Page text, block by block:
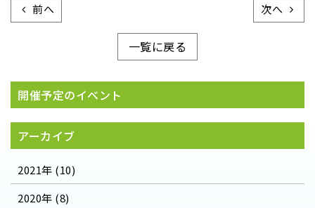
次へ
前へ
一覧に戻る
開催予定のイベント
アーカイブ
2021年 (10)
2020年 (8)